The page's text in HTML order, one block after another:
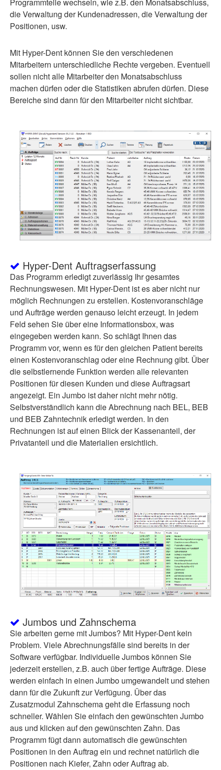
die Verwaltung der Kundenadressen, die Verwaltung der
Positionen, usw.
Mit Hyper-Dent können Sie den verschiedenen
Mitarbeitern unterschiedliche Rechte vergeben. Eventuell
sollen nicht alle Mitarbeiter den Monatsabschluss
machen dürfen oder die Statistiken abrufen dürfen. Diese
Bereiche sind dann für den Mitarbeiter nicht sichtbar.
Hyper-Dent Auftragserfassung
Das Programm erledigt zuverlässig Ihr gesamtes
Rechnungswesen. Mit Hyper-Dent ist es aber nicht nur
möglich Rechnungen zu erstellen. Kostenvoranschläge
und Aufträge werden genauso leicht erzeugt. In jedem
Feld sehen Sie über eine Informationsbox, was
eingegeben werden kann. So schlägt Ihnen das
Programm vor, wenn es für den gleichen Patient bereits
einen Kostenvoranschlag oder eine Rechnung gibt. Über
die selbstlernende Funktion werden alle relevanten
Positionen für diesen Kunden und diese Auftragsart
angezeigt. Ein Jumbo ist daher nicht mehr nötig.
Selbstverständlich kann die Abrechnung nach BEL, BEB
und BEB Zahntechnik erledigt werden. In den
Rechnungen ist auf einen Blick der Kassenanteil, der
Privatanteil und die Materialien ersichtlich.
Jumbos und Zahnschema
Sie arbeiten gerne mit Jumbos? Mit Hyper-Dent kein
Problem. Viele Abrechnungsfälle sind bereits in der
Software verfügbar. Individuelle Jumbos können Sie
jederzeit erstellen, z.B. auch über fertige Aufträge. Diese
werden einfach in einen Jumbo umgewandelt und stehen
dann für die Zukunft zur Verfügung. Über das
Zusatzmodul Zahnschema geht die Erfassung noch
schneller. Wählen Sie einfach den gewünschten Jumbo
aus und klicken auf den gewünschten Zahn. Das
Programm fügt dann automatisch die gewünschten
Positionen in den Auftrag ein und rechnet natürlich die
Positionen nach Kiefer, Zahn oder Auftrag ab.